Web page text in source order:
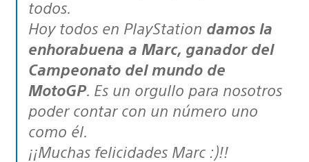
todos.
Hoy todos en PlayStation damos la
enhorabuena a Marc, ganador del
Campeonato del mundo de
MotoGP. Es un orgullo para nosotros
poder contar con un número uno
como él.
¡¡Muchas felicidades Marc :)!!